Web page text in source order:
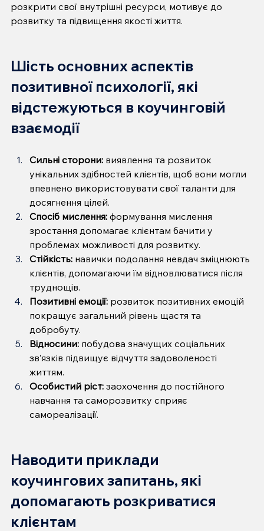
розкрити свої внутрішні ресурси, мотивує до
розвитку та підвищення якості життя.
Шість основних аспектів
позитивної психології, які
відстежуються в коучинговій
взаємодії
Сильні сторони: виявлення та розвиток
унікальних здібностей клієнтів, щоб вони могли
впевнено використовувати свої таланти для
досягнення цілей.
Спосіб мислення: формування мислення
зростання допомагає клієнтам бачити у
проблемах можливості для розвитку.
Стійкість: навички подолання невдач зміцнюють
клієнтів, допомагаючи їм відновлюватися після
труднощів.
Позитивні емоції: розвиток позитивних емоцій
покращує загальний рівень щастя та
добробуту.
Відносини: побудова значущих соціальних
зв’язків підвищує відчуття задоволеності
життям.
Особистий ріст: заохочення до постійного
навчання та саморозвитку сприяє
самореалізації.
Наводити приклади
коучингових запитань, які
допомагають розкриватися
клієнтам